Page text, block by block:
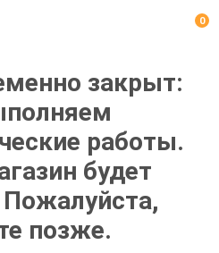
0
закрыт:
работы.
будет
позже.